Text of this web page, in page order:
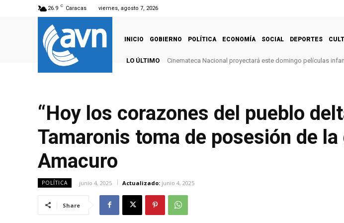
26.9 C Caracas viernes, agosto 7, 2026
INICIO GOBIERNO POLÍTICA ECONOMÍA SOCIAL DEPORTES
LO ÚLTIMO Cinemateca Nacional proyectará este domingo películas
“Hoy los corazones del pueblo
Tamaronis toma de posesión de
Amacuro
POLÍTICA junio 4, 2025 Actualizado: junio 4, 2025
Share